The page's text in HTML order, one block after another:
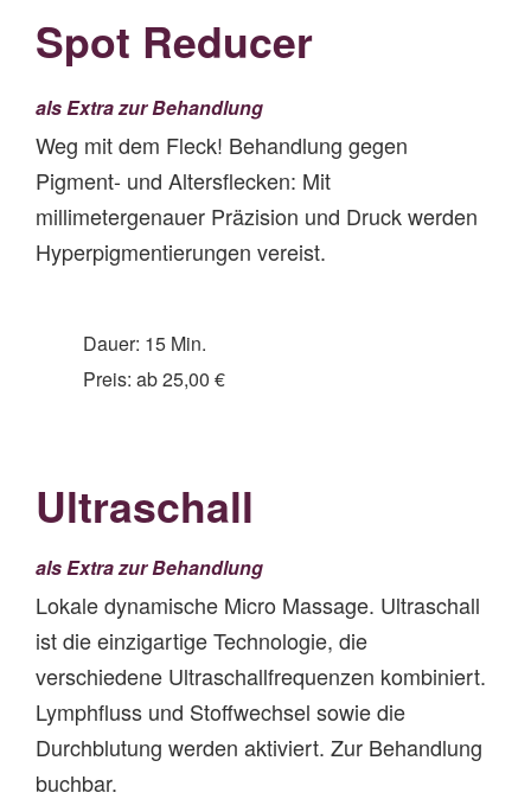
Spot Reducer
als Extra zur Behandlung
Weg mit dem Fleck! Behandlung gegen
Pigment- und Altersflecken: Mit
millimetergenauer Präzision und Druck werden
Hyperpigmentierungen vereist.
Dauer: 15 Min.
Preis: ab 25,00 €
Ultraschall
als Extra zur Behandlung
Lokale dynamische Micro Massage. Ultraschall
ist die einzigartige Technologie, die
verschiedene Ultraschallfrequenzen kombiniert.
Lymphfluss und Stoffwechsel sowie die
Durchblutung werden aktiviert. Zur Behandlung
buchbar.